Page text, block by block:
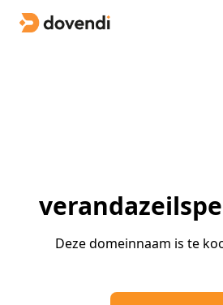
Deze domeinnaam is te